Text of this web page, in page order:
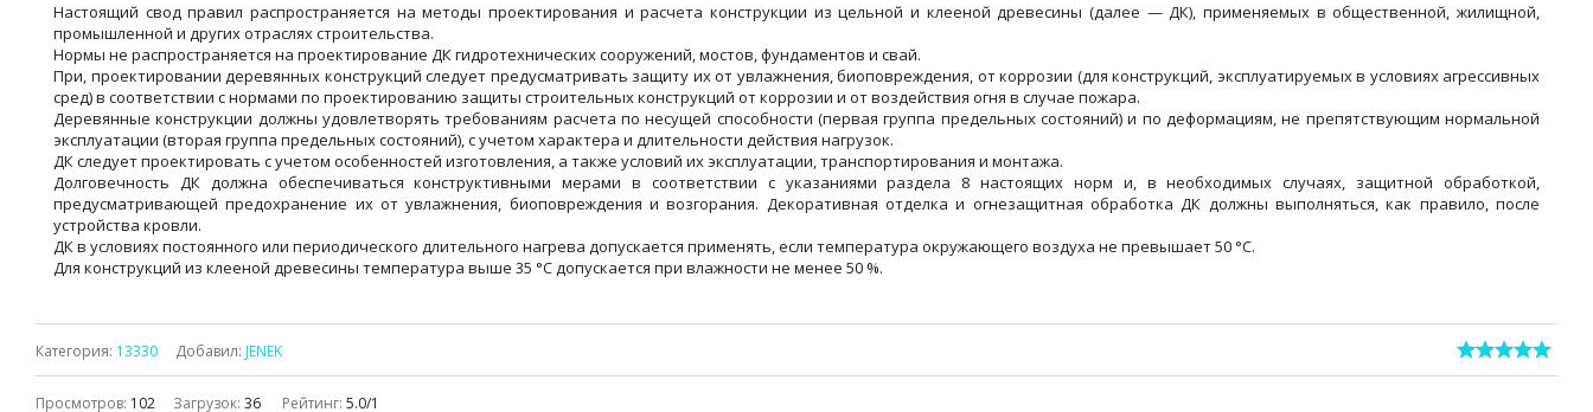
Настоящий свод правил распространяется на методы проектирования и расчета конструкции из цельной и клееной древесины (далее — ДК), применяемых в общественной, жилищной,
промышленной и других отраслях строительства.
Нормы не распространяется на проектирование ДК гидротехнических сооружений, мостов, фундаментов и свай.
При, проектировании деревянных конструкций следует предусматривать защиту их от увлажнения, биоповреждения, от коррозии (для конструкций, эксплуатируемых в условиях агрессивных
сред) в соответствии с нормами по проектированию защиты строительных конструкций от коррозии и от воздействия огня в случае пожара.
Деревянные конструкции должны удовлетворять требованиям расчета по несущей способности (первая группа предельных состояний) и по деформациям, не препятствующим нормальной
эксплуатации (вторая группа предельных состояний), с учетом характера и длительности действия нагрузок.
ДК следует проектировать с учетом особенностей изготовления, а также условий их эксплуатации, транспортирования и монтажа.
Долговечность ДК должна обеспечиваться конструктивными мерами в соответствии с указаниями раздела 8 настоящих норм и, в необходимых случаях, защитной обработкой,
предусматривающей предохранение их от увлажнения, биоповреждения и возгорания. Декоративная отделка и огнезащитная обработка ДК должны выполняться, как правило, после
устройства кровли.
ДК в условиях постоянного или периодического длительного нагрева допускается применять, если температура окружающего воздуха не превышает 50 °С.
Для конструкций из клееной древесины температура выше 35 °С допускается при влажности не менее 50 %.
Категория: 13330 Добавил: JENEK
Просмотров: 102 Загрузок: 36 Рейтинг: 5.0/1